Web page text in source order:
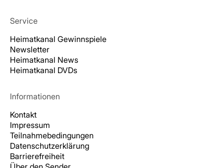
Service
Heimatkanal Gewinnspiele
Newsletter
Heimatkanal News
Heimatkanal DVDs
Informationen
Kontakt
Impressum
Teilnahmebedingungen
Datenschutzerklärung
Barrierefreiheit